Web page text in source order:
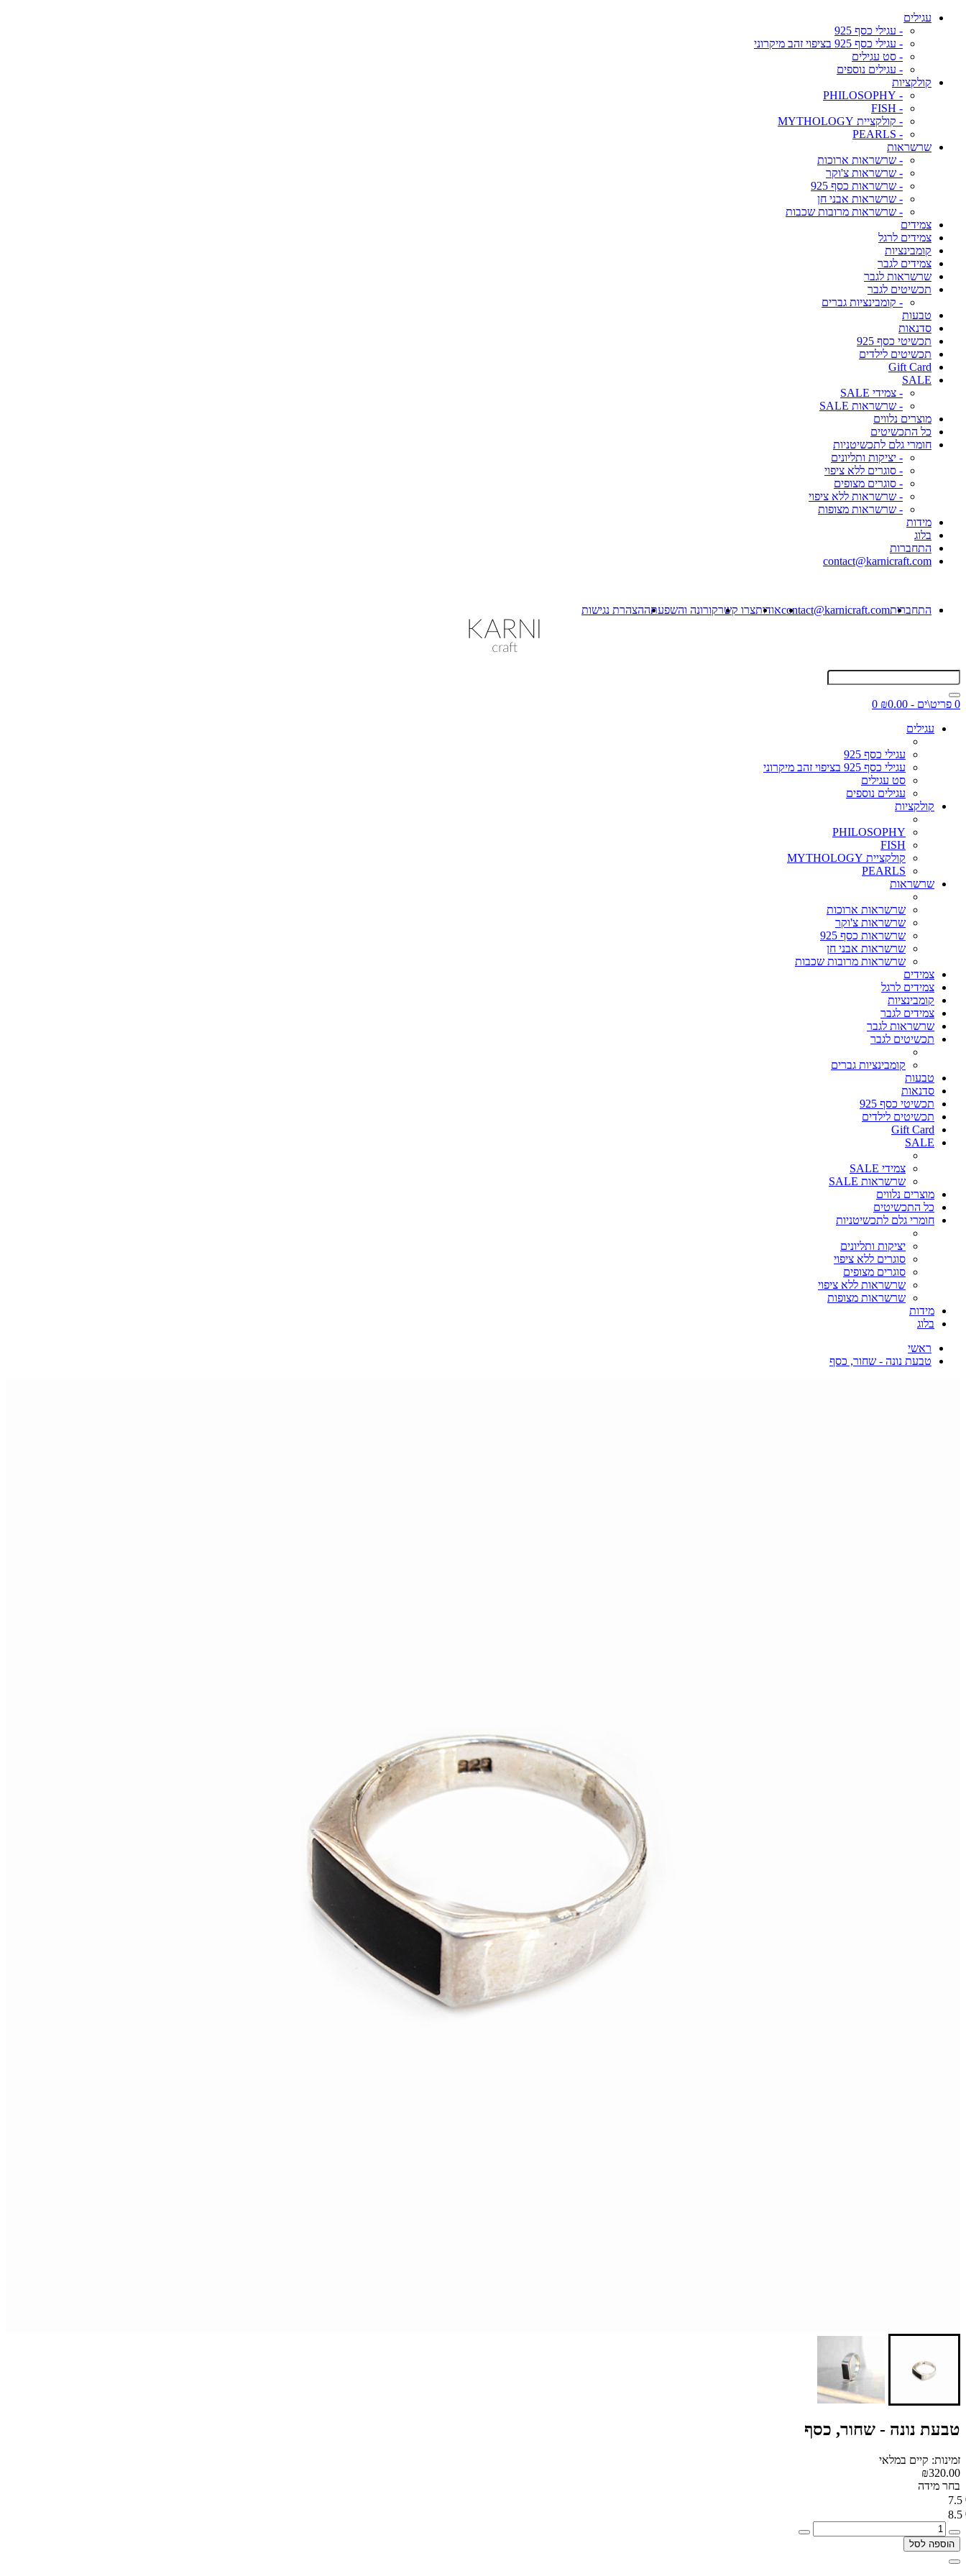
עגילים
- עגילי כסף 925
- עגילי כסף 925 בציפוי זהב מיקרוני
- סט עגילים
- עגילים נוספים
קולקציות
- PHILOSOPHY
- FISH
- קולקציית MYTHOLOGY
- PEARLS
שרשראות
- שרשראות ארוכות
- שרשראות צ'וקר
- שרשראות כסף 925
- שרשראות אבני חן
- שרשראות מרובות שכבות
צמידים
צמידים לרגל
קומבינציות
צמידים לגבר
שרשראות לגבר
תכשיטים לגבר
- קומבינציות גברים
טבעות
סדנאות
תכשיטי כסף 925
תכשיטים לילדים
Gift Card
SALE
- צמידי SALE
- שרשראות SALE
מוצרים נלווים
כל התכשיטים
חומרי גלם לתכשיטניות
- יציקות ותליונים
- סוגרים ללא ציפוי
- סוגרים מצופים
- שרשראות ללא ציפוי
- שרשראות מצופות
מידות
בלוג
התחברות
contact@karnicraft.com
התחברותcontact@karnicraft.comאודותצרו קשרקורונה והשפעתההצהרת נגישות
0 פריט\ים - ₪0.00
0
עגילים
עגילי כסף 925
עגילי כסף 925 בציפוי זהב מיקרוני
סט עגילים
עגילים נוספים
קולקציות
PHILOSOPHY
FISH
קולקציית MYTHOLOGY
PEARLS
שרשראות
שרשראות ארוכות
שרשראות צ'וקר
שרשראות כסף 925
שרשראות אבני חן
שרשראות מרובות שכבות
צמידים
צמידים לרגל
קומבינציות
צמידים לגבר
שרשראות לגבר
תכשיטים לגבר
קומבינציות גברים
טבעות
סדנאות
תכשיטי כסף 925
תכשיטים לילדים
Gift Card
SALE
צמידי SALE
שרשראות SALE
מוצרים נלווים
כל התכשיטים
חומרי גלם לתכשיטניות
יציקות ותליונים
סוגרים ללא ציפוי
סוגרים מצופים
שרשראות ללא ציפוי
שרשראות מצופות
מידות
בלוג
ראשי
טבעת נונה - שחור, כסף
טבעת נונה - שחור, כסף
זמינות: קיים במלאי
₪320.00
בחר מידה
7.5
8.5
הוספה לסל